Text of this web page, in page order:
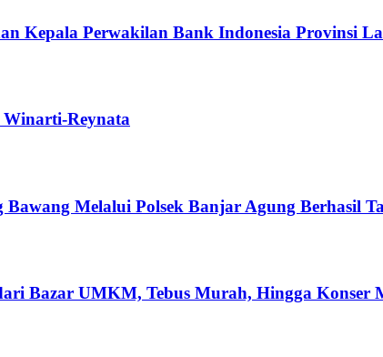
Kepala Perwakilan Bank Indonesia Provinsi
Reynata
Melalui Polsek Banjar Agung Berhasil
Bazar UMKM, Tebus Murah, Hingga Konser